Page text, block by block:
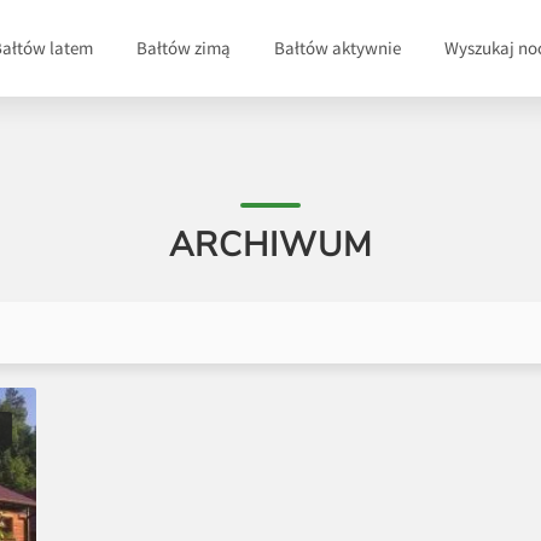
latem Bałtów zimą Bałtów aktywnie Wyszukaj
ARCHIWUM